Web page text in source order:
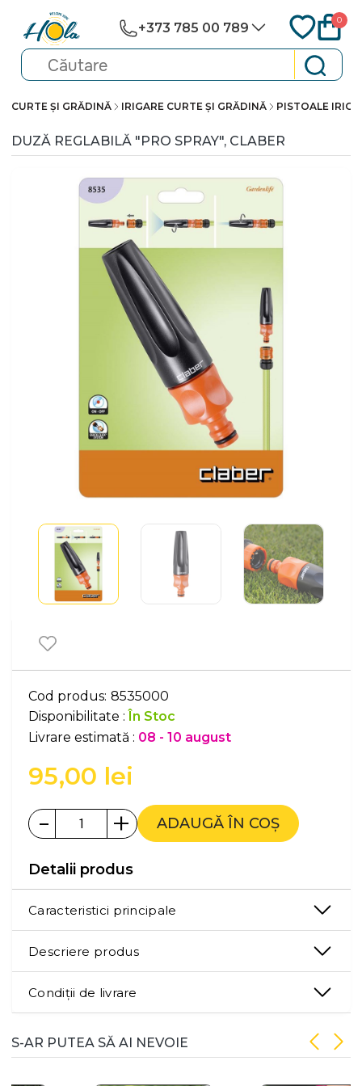
+373 785 00 789
0
CURTE ȘI GRĂDINĂ IRIGARE CURTE ȘI GRĂDINĂ PISTOALE
DUZĂ REGLABILĂ "PRO SPRAY", CLABER
Cod produs: 8535000
Disponibilitate :În Stoc
Livrare estimată : 08 - 10 august
95,00 lei
- + ADAUGĂ ÎN COȘ
Detalii produs
Caracteristici principale
Descriere produs
Condiții de livrare
S-AR PUTEA SĂ AI NEVOIE